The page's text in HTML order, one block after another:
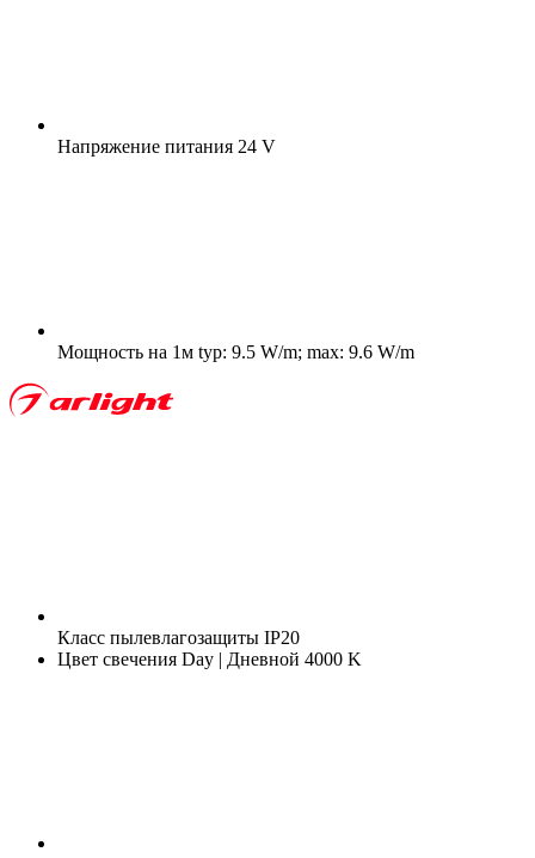
Напряжение питания 24 V
Мощность на 1м typ: 9.5 W/m; max: 9.6 W/m
Класс пылевлагозащиты IP20
Цвет свечения Day | Дневной 4000 K